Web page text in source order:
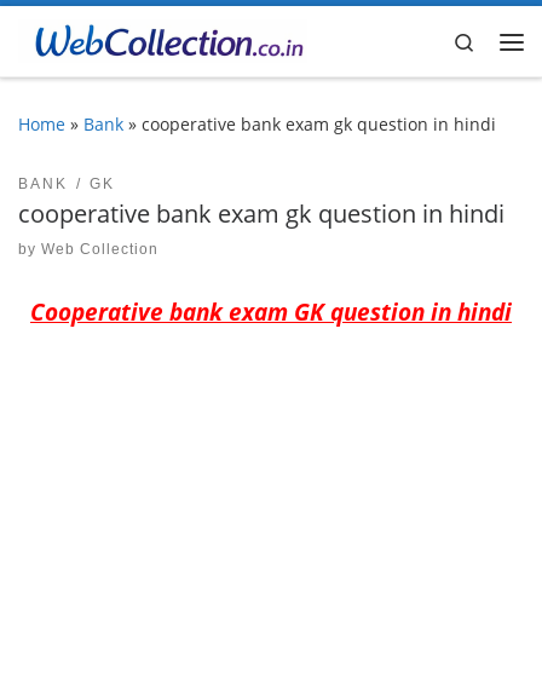
Skip to content
Search
Home » Bank » cooperative bank exam gk question in hindi
BANK GK
cooperative bank exam gk question in hindi
by Web Collection
Cooperative bank exam GK question in hindi